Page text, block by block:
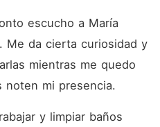
escucho a María
Me da cierta curiosidad y
mientras me quedo
noten mi presencia.
y limpiar baños